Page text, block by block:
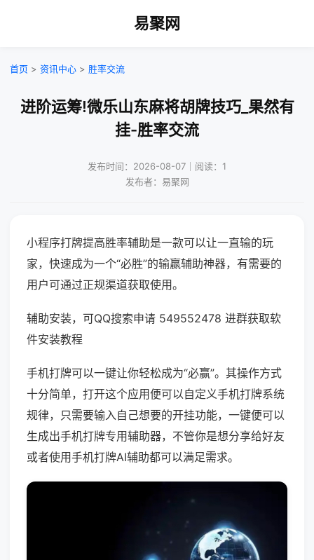
易聚网
首页 > 资讯中心 > 胜率交流
进阶运筹!微乐山东麻将胡牌技巧_果然有
挂-胜率交流
发布时间：2026-08-07｜阅读：1
发布者：易聚网
小程序打牌提高胜率辅助是一款可以让一直输的玩
家，快速成为一个“必胜”的输赢辅助神器，有需要的
用户可通过正规渠道获取使用。
辅助安装，可QQ搜索申请 549552478 进群获取软
件安装教程
手机打牌可以一键让你轻松成为“必赢”。其操作方式
十分简单，打开这个应用便可以自定义手机打牌系统
规律，只需要输入自己想要的开挂功能，一键便可以
生成出手机打牌专用辅助器，不管你是想分享给好友
或者使用手机打牌AI辅助都可以满足需求。